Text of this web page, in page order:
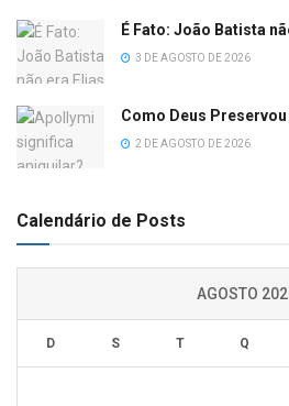
É Fato: João Batista
3 DE AGOSTO DE 2026
Como Deus Preservou
2 DE AGOSTO DE 2026
Calendário de Posts
AGOSTO
D S T Q